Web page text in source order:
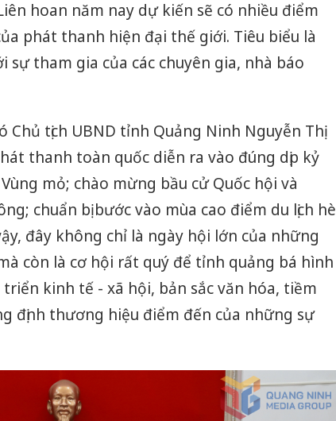
hoan năm nay dự kiến sẽ có nhiều điểm
phát thanh hiện đại thế giới. Tiêu biểu là
sự tham gia của các chuyên gia, nhà báo
Chủ tịch UBND tỉnh Quảng Ninh Nguyễn Thị
thanh toàn quốc diễn ra vào đúng dịp kỷ
mỏ; chào mừng bầu cử Quốc hội và
chuẩn bị bước vào mùa cao điểm du lịch hè
đây không chỉ là ngày hội lớn của những
còn là cơ hội rất quý để tỉnh quảng bá hình
kinh tế - xã hội, bản sắc văn hóa, tiềm
định thương hiệu điểm đến của những sự